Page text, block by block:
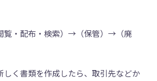
覧・配布・検索）→（保管）→（廃
しく書類を作成したら、取引先などか